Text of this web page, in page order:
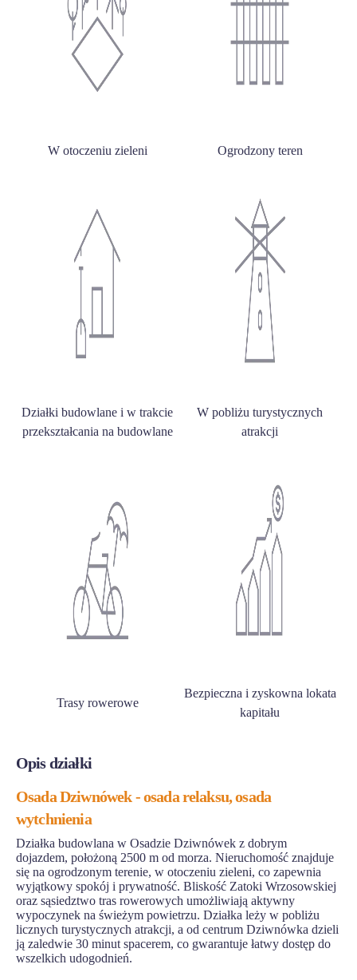
W otoczeniu zieleni Ogrodzony teren
Działki budowlane i w trakcie
przekształcania na budowlane
W pobliżu turystycznych
atrakcji
Trasy rowerowe
Bezpieczna i zyskowna lokata
kapitału
Opis działki
Osada Dziwnówek - osada relaksu, osada
wytchnienia
Działka budowlana w Osadzie Dziwnówek z dobrym
dojazdem, położoną 2500 m od morza. Nieruchomość znajduje
się na ogrodzonym terenie, w otoczeniu zieleni, co zapewnia
wyjątkowy spokój i prywatność. Bliskość Zatoki Wrzosowskiej
oraz sąsiedztwo tras rowerowych umożliwiają aktywny
wypoczynek na świeżym powietrzu. Działka leży w pobliżu
licznych turystycznych atrakcji, a od centrum Dziwnówka dzieli
ją zaledwie 30 minut spacerem, co gwarantuje łatwy dostęp do
wszelkich udogodnień.